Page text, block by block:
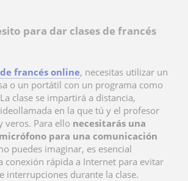
para dar clases de francés
francés online, necesitas utilizar un
o un portátil con un programa como
clase se impartirá a distancia,
en la que tú y el profesor
veros. Para ello necesitarás una
para una comunicación
puedes imaginar, es esencial
conexión rápida a Internet para evitar
interrupciones durante la clase.